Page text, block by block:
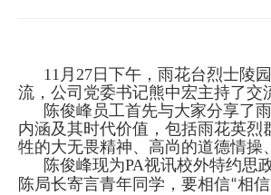
11月27日下午，雨花台烈士陵
流，公司党委书记熊中宏主持了交
陈俊峰员工首先与大家分享了
内涵及其时代价值，包括雨花英
牲的大无畏精神、高尚的道德情
陈俊峰现为PA视讯校外特约思
陈局长寄言青年同学，要相信“相信